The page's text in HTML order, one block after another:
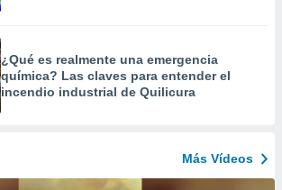
¿Qué es realmente una emergencia
química? Las claves para entender el
incendio industrial de Quilicura
Más Vídeos